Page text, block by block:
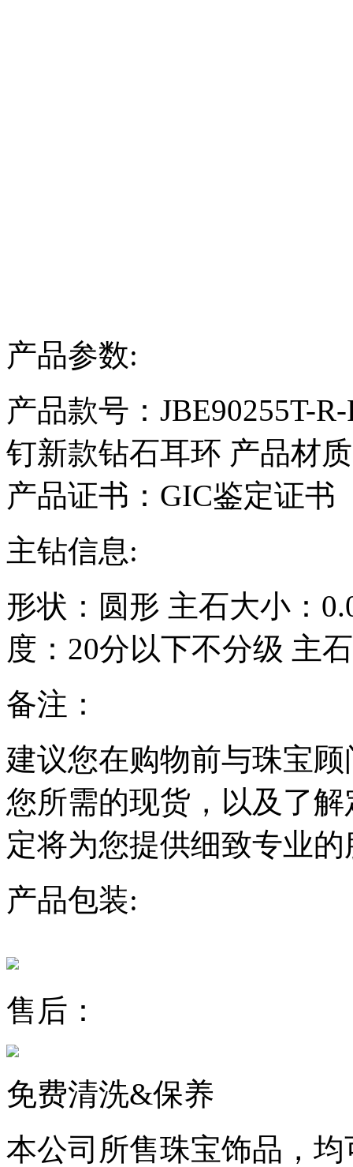
产品参数:
产品款号：JBE90255T-
钉新款钻石耳环 产品材
产品证书：GIC鉴定证书
主钻信息:
形状： 圆形 主石大小：
度： 20分以下不分级 主
备注：
建议您在购物前与珠宝
您所需的现货，以及了
定将为您提供细致专业
产品包装:
售后：
免费清洗&保养
本公司所售珠宝饰品，